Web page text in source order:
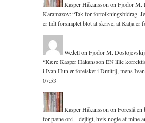
Kasper Håkansson on Fjodor M.
Karamazov: “Tak for fortolkningsbidrag.
er lidt forsimplet blot at skrive, at Katja er
Wedellon Fjodor M.
“Kære Kasper Håkansson EN lille
i Ivan.Hun er forelsket i Dmitrij, mens
07:53
Kasper Håkansson on Foreslå en
for pæne ord – dejligt, hvis nogle af mine